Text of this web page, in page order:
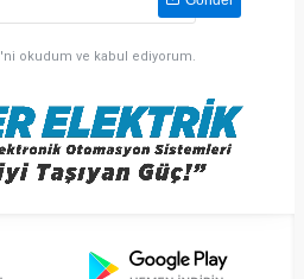
'ni okudum ve kabul ediyorum.